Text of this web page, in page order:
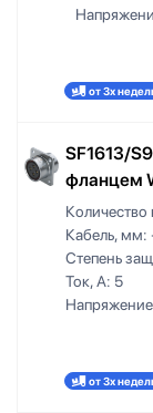
от 3х
SF1613/
фланцем
Количество
Кабель, мм:
Степень
Ток, А: 5
от 3х